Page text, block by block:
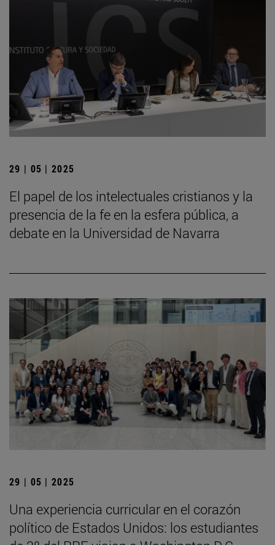
29 | 05 | 2025
El papel de los intelectuales cristianos y la
presencia de la fe en la esfera pública, a
debate en la Universidad de Navarra
29 | 05 | 2025
Una experiencia curricular en el corazón
político de Estados Unidos: los estudiantes